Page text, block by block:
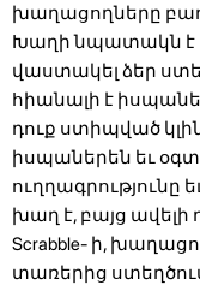
խաղացողները
Խաղի նպատակն է
վաստակել ձեր
հիանալի է
դուք ստիպված
իսպաներեն եւ
ուղղագրությունը
խաղ է, բայց ավելի
Scrabble- ի,
տառերից